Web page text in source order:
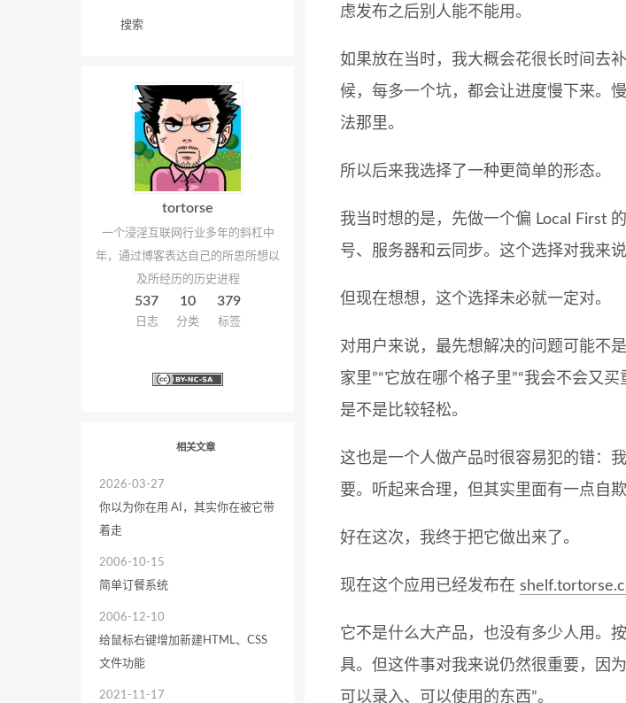
搜索
tortorse
一个浸淫互联网行业多年的斜杠中
年，通过博客表达自己的所思所想以
及所经历的历史进程
537
日志
10
分类
379
标签
相关文章
2026-03-27
你以为你在用 AI，其实你在被它带
着走
2006-10-15
简单订餐系统
2006-12-10
给鼠标右键增加新建HTML、CSS
文件功能
2021-11-17
虑发布之后别人能不能用。
如果放在当时，我大概会花很长时间去
候，每多一个坑，都会让进度慢下来。
法那里。
所以后来我选择了一种更简单的形态。
我当时想的是，先做一个偏 Local First
号、服务器和云同步。这个选择对我来
但现在想想，这个选择未必就一定对。
对用户来说，最先想解决的问题可能不
家里”“它放在哪个格子里”“我会不会又
是不是比较轻松。
这也是一个人做产品时很容易犯的错：
要。听起来合理，但其实里面有一点自欺
好在这次，我终于把它做出来了。
现在这个应用已经发布在
它不是什么大产品，也没有多少人用。
具。但这件事对我来说仍然很重要，因
可以录入、可以使用的东西”。